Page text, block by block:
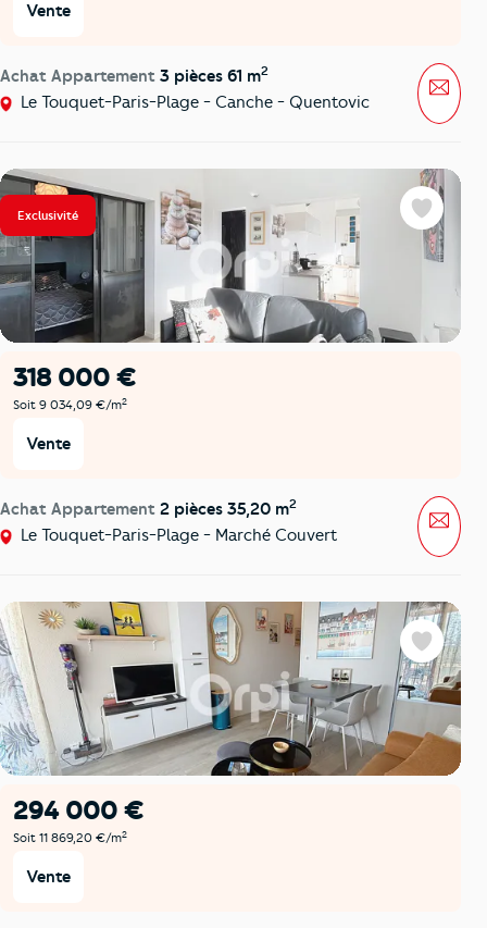
Vente
Achat Appartement 3 pièces 61 m2
Le Touquet-Paris-Plage - Canche - Quentovic
Exclusivité
318 000 €
Soit 9 034,09 €/m2
Vente
Achat Appartement 2 pièces 35,20 m2
Le Touquet-Paris-Plage - Marché Couvert
Favoris
294 000 €
Soit 11 869,20 €/m2
Vente
Favoris